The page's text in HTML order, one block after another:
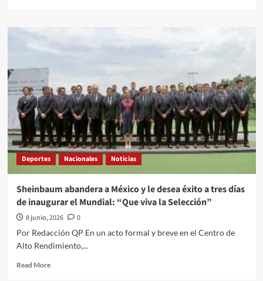
Prado
Angeles///Ayotzinapa
una
bomba
de
tiempo
cuidado!!!
Deportes Nacionales Noticias
Sheinbaum abandera a México y le desea éxito a tres días
de inaugurar el Mundial: “Que viva la Selección”
8 junio, 2026
0
Por Redacción QP En un acto formal y breve en el Centro de
Alto Rendimiento,...
Read MoreRead